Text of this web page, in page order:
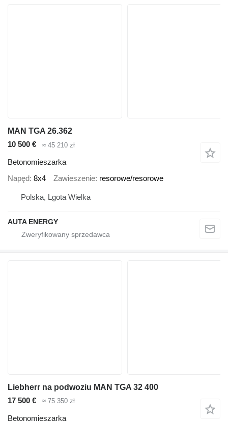
MAN TGA 26.362
10 500 €
≈ 45 210 zł
Betonomieszarka
Napęd 8x4 Zawieszenie resorowe/resorowe
Polska, Lgota Wielka
AUTA ENERGY
Liebherr na podwoziu MAN TGA 32 400
17 500 €
≈ 75 350 zł
Betonomieszarka